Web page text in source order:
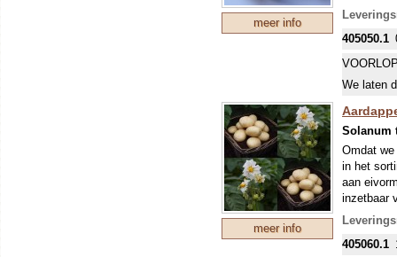
meer info
beter
Een
eigenlijk
glas). De
70x40
405050.1
We laten
meer info
Solanum
Omdat we
in het
aan
inzetbaar
62 dagen
tot een
VROEG
405060.1